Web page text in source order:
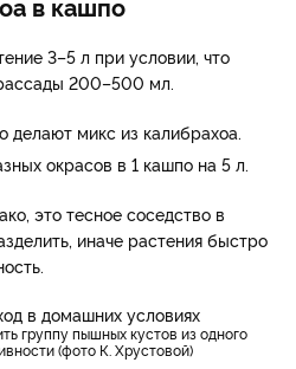
3–5 л при условии, что
200–500 мл.
делают микс из калибрахоа.
окрасов в 1 кашпо на 5 л.
это тесное соседство в
иначе растения быстро
(фото К. Хрустовой)